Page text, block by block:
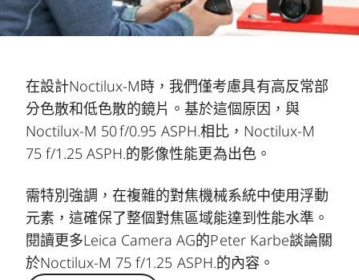
在設計Noctilux-M時，我們僅考慮具有高反常部
分色散和低色散的鏡片。基於這個原因，與
Noctilux-M 50 f/0.95 ASPH.相比，Noctilux-M
75 f/1.25 ASPH.的影像性能更為出色。
需特別強調，在複雜的對焦機械系統中使用浮動
元素，這確保了整個對焦區域能達到性能水準。
閱讀更多Leica Camera AG的Peter Karbe談論關
於Noctilux-M 75 f/1.25 ASPH.的內容。